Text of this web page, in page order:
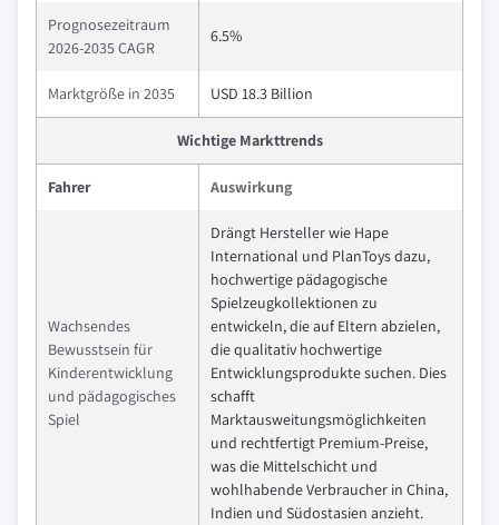
Prognosezeitraum
2026-2035 CAGR
6.5%
Marktgröße in 2035 USD 18.3 Billion
Wichtige Markttrends
Fahrer Auswirkung
Wachsendes
Bewusstsein für
Kinderentwicklung
und pädagogisches
Spiel
Drängt Hersteller wie Hape
International und PlanToys dazu,
hochwertige pädagogische
Spielzeugkollektionen zu
entwickeln, die auf Eltern abzielen,
die qualitativ hochwertige
Entwicklungsprodukte suchen. Dies
schafft
Marktausweitungsmöglichkeiten
und rechtfertigt Premium-Preise,
was die Mittelschicht und
wohlhabende Verbraucher in China,
Indien und Südostasien anzieht.